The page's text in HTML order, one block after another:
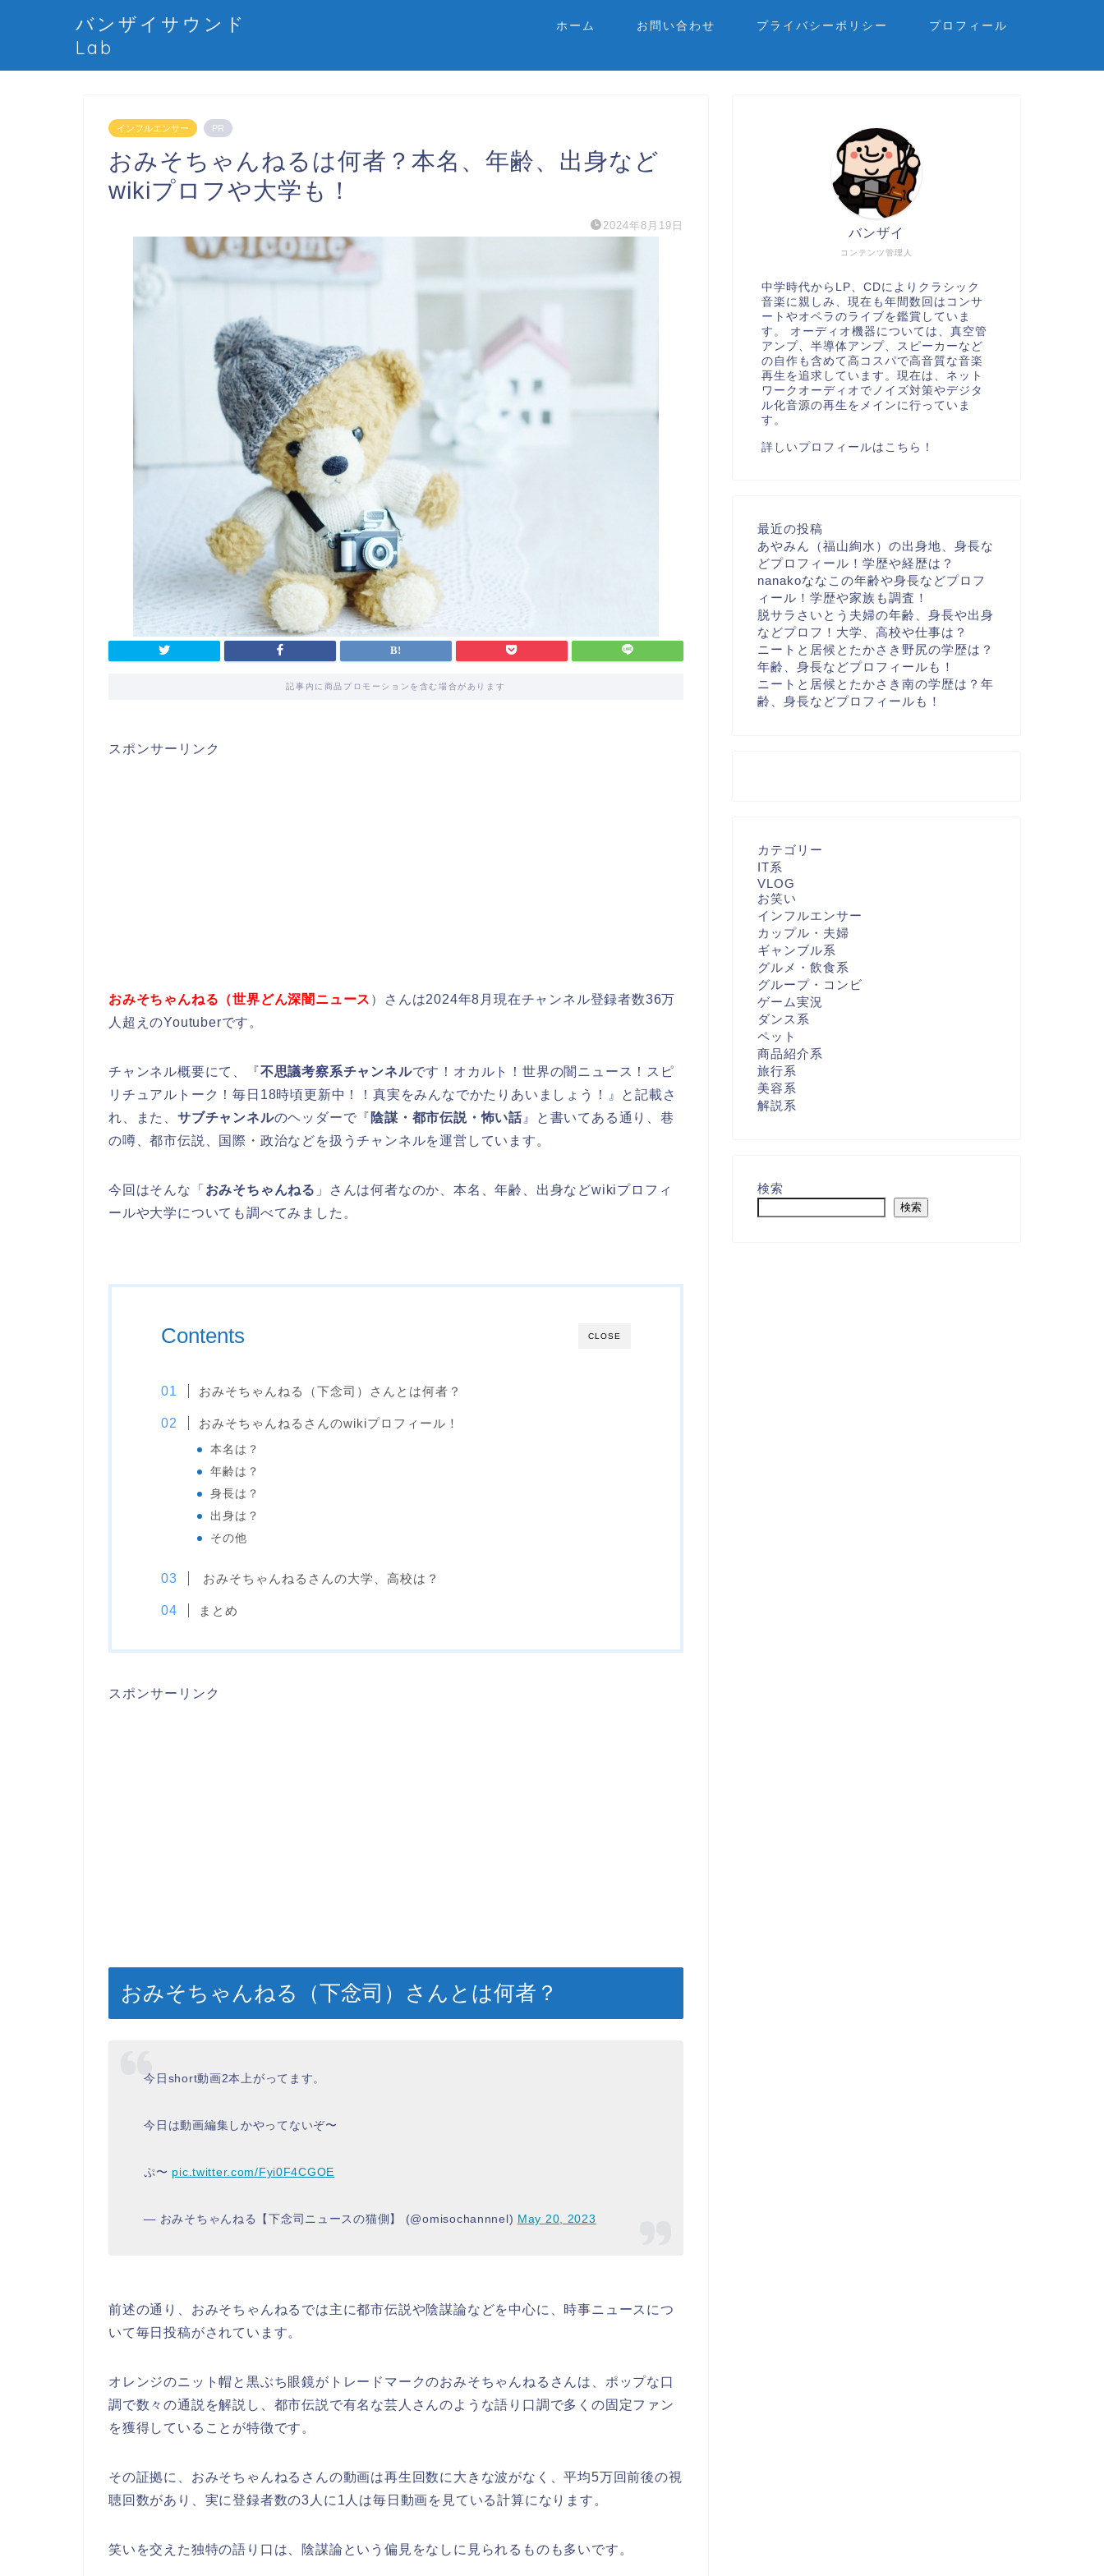
バンザイサウンド
Lab
ホーム お問い合わせ プライバシーポリシー プロフィール
インフルエンサー PR
おみそちゃんねるは何者？本名、年齢、出身など
wikiプロフや大学も！
2024年8月19日
記事内に商品プロモーションを含む場合があります
スポンサーリンク
おみそちゃんねる（世界どん深闇ニュース ）さんは2024年8月現在チャンネル登録者数36万
人超えのYoutuberです。
チャンネル概要にて、『不思議考察系チャンネルです！オカルト！世界の闇ニュース！スピ
リチュアルトーク！毎日18時頃更新中！！真実をみんなでかたりあいましょう！』と記載さ
れ、また、 サブチャンネルのヘッダーで『 陰謀・都市伝説・怖い話 』と書いてある通り、巷
の噂、都市伝説、国際・政治などを扱うチャンネルを運営しています。
今回はそんな「 おみそちゃんねる 」さんは何者なのか、本名、年齢、出身などwikiプロフィ
ールや大学についても調べてみました。
CLOSE
Contents
おみそちゃんねる（下念司）さんとは何者？
おみそちゃんねるさんのwikiプロフィール！
本名は？
年齢は？
身長は？
出身は？
その他
おみそちゃんねるさんの大学、高校は？
まとめ
スポンサーリンク
おみそちゃんねる（下念司）さんとは何者？
今日short動画2本上がってます。
今日は動画編集しかやってないぞ〜
ぷ〜 pic.twitter.com/Fyi0F4CGOE
— おみそちゃんねる【下念司ニュースの猫側】 (@omisochannnel) May 20, 2023
前述の通り、おみそちゃんねるでは主に都市伝説や陰謀論などを中心に、時事ニュースにつ
いて毎日投稿がされています。
オレンジのニット帽と黒ぶち眼鏡がトレードマークのおみそちゃんねるさんは、ポップな口
調で数々の通説を解説し、都市伝説で有名な芸人さんのような語り口調で多くの固定ファン
を獲得していることが特徴です。
その証拠に、おみそちゃんねるさんの動画は再生回数に大きな波がなく、平均5万回前後の視
聴回数があり、実に登録者数の3人に1人は毎日動画を見ている計算になります。
笑いを交えた独特の語り口は、陰謀論という偏見をなしに見られるものも多いです。
コンテンツ管理人
バンザイ
中学時代からLP、CDによりクラシック
音楽に親しみ、現在も年間数回はコンサ
ートやオペラのライブを鑑賞していま
す。 オーディオ機器については、真空管
アンプ、半導体アンプ、スピーカーなど
の自作も含めて高コスパで高音質な音楽
再生を追求しています。現在は、ネット
ワークオーディオでノイズ対策やデジタ
ル化音源の再生をメインに行っていま
す。
詳しいプロフィールはこちら！
最近の投稿
あやみん（福山絢水）の出身地、身長な
どプロフィール！学歴や経歴は？
nanakoななこの年齢や身長などプロフ
ィール！学歴や家族も調査！
脱サラさいとう夫婦の年齢、身長や出身
などプロフ！大学、高校や仕事は？
ニートと居候とたかさき野尻の学歴は？
年齢、身長などプロフィールも！
ニートと居候とたかさき南の学歴は？年
齢、身長などプロフィールも！
カテゴリー
IT系
VLOG
お笑い
インフルエンサー
カップル・夫婦
ギャンブル系
グルメ・飲食系
グループ・コンビ
ゲーム実況
ダンス系
ペット
商品紹介系
旅行系
美容系
解説系
検索
検索